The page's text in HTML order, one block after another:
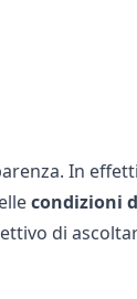
In
condizioni
di